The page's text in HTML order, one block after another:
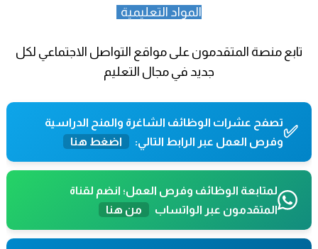
المواد التعليمية
تابع منصة المتقدمون على مواقع التواصل الاجتماعي لكل
جديد في مجال التعليم
✅تصفح عشرات الوظائف الشاغرة والمنح الدراسية
وفرص العمل عبر الرابط التالي:
اضغط هنا
لمتابعة الوظائف وفرص العمل؛ انضم لقناة
المتقدمون عبر الواتساب
من هنا